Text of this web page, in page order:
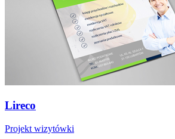
Lireco
Projekt wizytówki